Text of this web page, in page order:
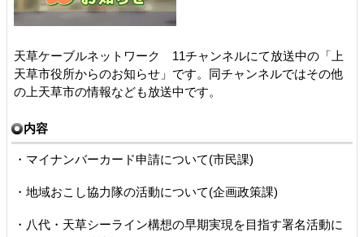
天草ケーブルネットワーク 11チャンネルにて放送中の「上
天草市役所からのお知らせ」です。同チャンネルではその他
の上天草市の情報なども放送中です。
内容
・マイナンバーカード申請について(市民課)
・地域おこし協力隊の活動について(企画政策課)
・八代・天草シーライン構想の早期実現を目指す署名活動に